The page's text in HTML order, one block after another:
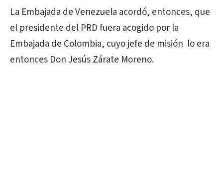
La Embajada de Venezuela acordó, entonces, que
el presidente del PRD fuera acogido por la
Embajada de Colombia, cuyo jefe de misión lo era
entonces Don Jesús Zárate Moreno.